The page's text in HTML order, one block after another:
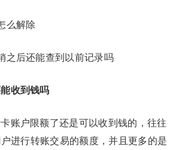
么解除
之后还能查到以前记录吗
收到钱吗
账户限额了还是可以收到钱的，往往
进行转账交易的额度，并且更多的是